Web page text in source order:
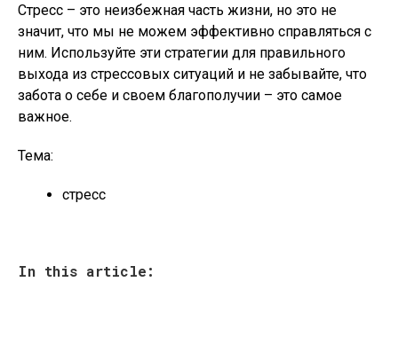
Стресс – это неизбежная часть жизни, но это не
значит, что мы не можем эффективно справляться с
ним. Используйте эти стратегии для правильного
выхода из стрессовых ситуаций и не забывайте, что
забота о себе и своем благополучии – это самое
важное.
Тема:
стресс
In this article: